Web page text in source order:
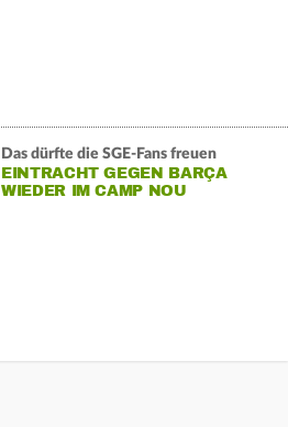
Das dürfte die SGE-Fans freuen
EINTRACHT GEGEN BARÇA
WIEDER IM CAMP NOU